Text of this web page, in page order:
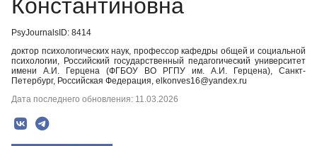
Константиновна
PsyJournalsID: 8414
доктор психологических наук, профессор кафедры общей и социальной
психологии, Российский государственный педагогический университет
имени А.И. Герцена (ФГБОУ ВО РГПУ им. А.И. Герцена), Санкт-
Петербург, Российская Федерация, elkonves16@yandex.ru
Дата последнего обновления: 11.03.2026